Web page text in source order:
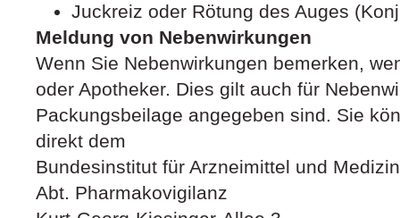
Juckreiz oder Rötung des Auges
Meldung von Nebenwirkungen
Wenn Sie Nebenwirkungen bemerken,
oder Apotheker. Dies gilt auch für
Packungsbeilage angegeben sind. Sie
direkt dem
Bundesinstitut für Arzneimittel und
Abt. Pharmakovigilanz